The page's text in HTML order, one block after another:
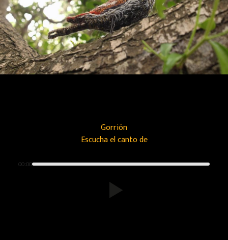
Gorrión
Escucha el canto de
00:00